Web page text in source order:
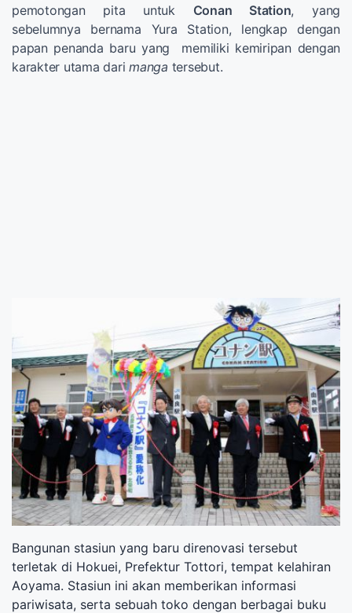
pemotongan pita untuk Conan Station, yang
sebelumnya bernama Yura Station, lengkap dengan
papan penanda baru yang memiliki kemiripan dengan
karakter utama dari manga tersebut.
Bangunan stasiun yang baru direnovasi tersebut
terletak di Hokuei, Prefektur Tottori, tempat kelahiran
Aoyama. Stasiun ini akan memberikan informasi
pariwisata, serta sebuah toko dengan berbagai buku